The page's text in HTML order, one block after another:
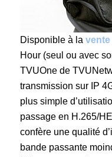
Disponible à la vente
Hour (seul ou avec
TVUOne de
transmission sur IP
plus simple
passage en H.265/
confère une qualité
bande passante